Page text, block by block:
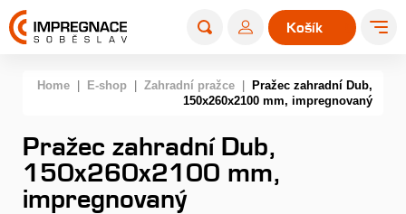
0
Košík
Home E-shop Zahradní pražce
Pražec zahradní Dub,
150x260x2100 mm, impregnovaný
Pražec zahradní Dub,
150x260x2100 mm,
impregnovaný